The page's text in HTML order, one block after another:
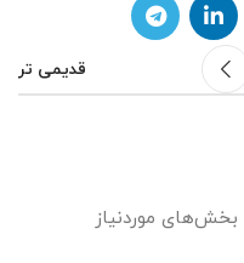
قدیمی تر
بخش‌های موردنیاز